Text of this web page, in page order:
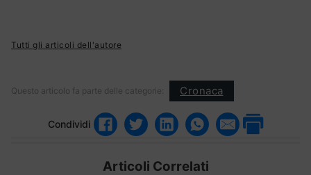
Tutti gli articoli dell'autore
Questo articolo fa parte delle categorie: Cronaca
Condividi
Articoli Correlati